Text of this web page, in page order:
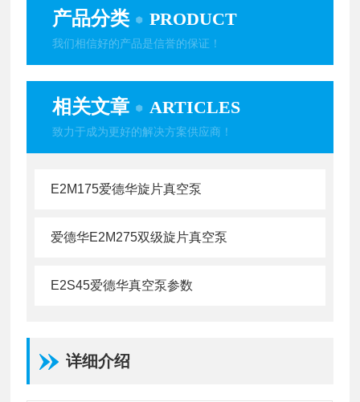
产品分类 PRODUCT
我们相信好的产品是信誉的保证！
相关文章 ARTICLES
致力于成为更好的解决方案供应商！
E2M175爱德华旋片真空泵
爱德华E2M275双级旋片真空泵
E2S45爱德华真空泵参数
详细介绍